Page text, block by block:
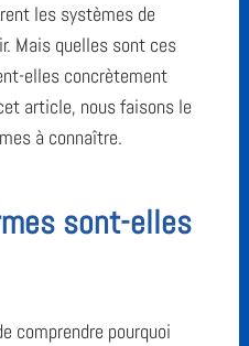
les systèmes de
Mais quelles sont ces
elles concrètement
article, nous faisons le
à connaître.
sont-elles
comprendre pourquoi